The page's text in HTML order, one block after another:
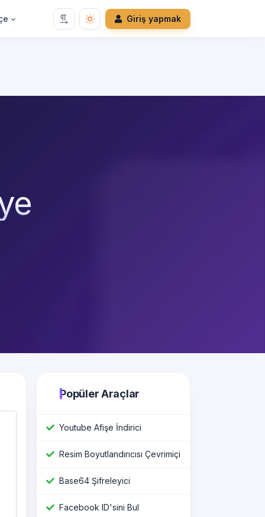
Giriş yapmak
Popüler Araçlar
Youtube Afişe İndirici
Resim Boyutlandırıcısı Çevrimiçi
Base64 Şifreleyici
Facebook ID'sini Bul